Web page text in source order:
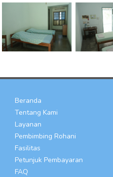
Beranda
Tentang Kami
Layanan
Pembimbing Rohani
Fasilitas
Petunjuk Pembayaran
FAQ